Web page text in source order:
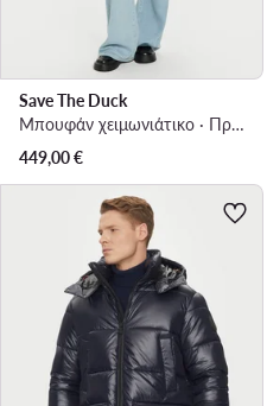
Save The Duck
Μπουφάν χειμωνιάτικο · Πράσινο
449,00€